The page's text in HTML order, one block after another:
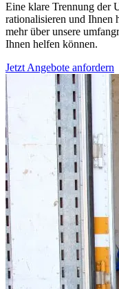
Eine klare Trennung der
rationalisieren und Ihnen
mehr über unsere
Ihnen helfen können.
Jetzt Angebote anfordern